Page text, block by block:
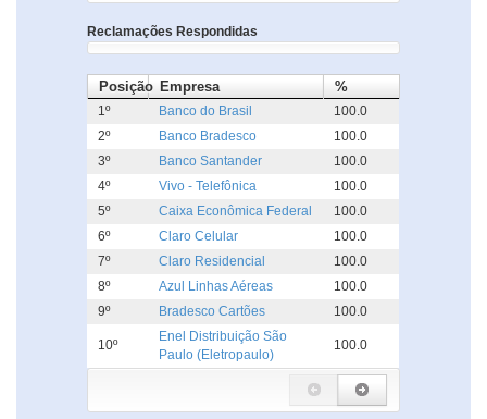
Reclamações Respondidas
Posição Empresa %
1º Banco do Brasil
100.0
2º
Banco Bradesco
100.0
3º
Banco Santander
100.0
4º
Vivo - Telefônica
100.0
5º
Caixa Econômica Federal
100.0
6º
Claro Celular
100.0
7º
Claro Residencial
100.0
8º
Azul Linhas Aéreas
100.0
9º
Bradesco Cartões 100.0
10º
Enel Distribuição São
Paulo (Eletropaulo)
100.0